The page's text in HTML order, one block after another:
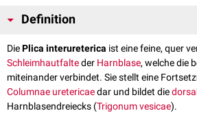
Definition
DiePlica interureterica ist eine feine, quer
Schleimhautfalteder Harnblase, welche die
miteinander verbindet. Sie stellt eine
Columnae uretericaedar und bildet die
Harnblasendreiecks (Trigonum vesicae).